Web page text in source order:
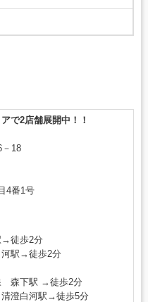
で2店舗展開中！！
18
4番1号
徒歩2分
駅→徒歩2分
森下駅 →徒歩2分
澄白河駅→徒歩5分